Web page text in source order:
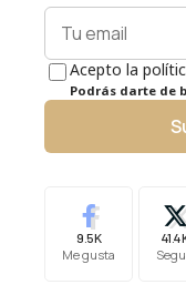
Acepto la
Podrás darte de
9.5K
Me gusta